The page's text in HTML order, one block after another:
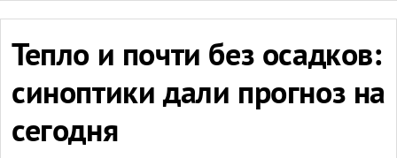
Тепло и почти без осадков:
синоптики дали прогноз на
сегодня